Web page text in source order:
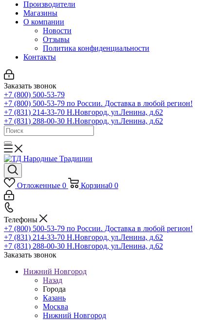
Производители
Магазины
О компании
Новости
Отзывы
Политика конфиденциальности
Контакты
Заказать звонок
+7 (800) 500-53-79
+7 (800) 500-53-79 по России. Доставка в любой регион!
+7 (831) 214-33-70 Н.Новгород, ул.Ленина, д.62
+7 (831) 288-00-30 Н.Новгород, ул.Ленина, д.62
Отложенные 0 Корзина0 0
Телефоны
+7 (800) 500-53-79 по России. Доставка в любой регион!
+7 (831) 214-33-70 Н.Новгород, ул.Ленина, д.62
+7 (831) 288-00-30 Н.Новгород, ул.Ленина, д.62
Заказать звонок
Нижний Новгород
Назад
Города
Казань
Москва
Нижний Новгород